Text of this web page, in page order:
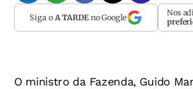
Siga o A TARDEno Google Nos
O ministro da Fazenda, Guido